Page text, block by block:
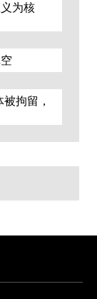
为核
拘留，